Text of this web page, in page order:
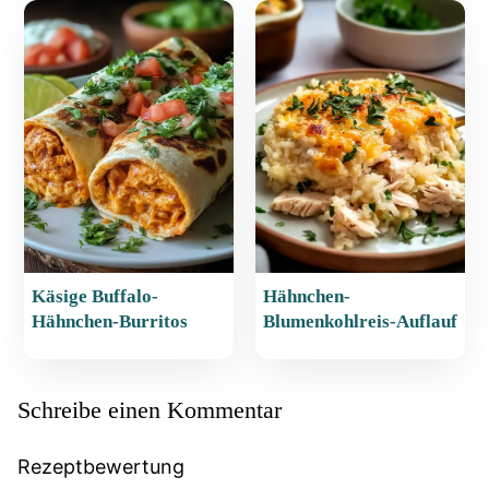
Käsige Buffalo-
Hähnchen-Burritos
Hähnchen-
Blumenkohlreis-Auflauf
Schreibe einen Kommentar
Rezeptbewertung